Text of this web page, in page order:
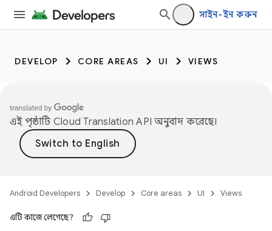
সাইন-ইন করুন
DEVELOP CORE AREAS UI VIEWS
এই পৃষ্ঠাটি Cloud Translation API অনুবাদ করেছে।
Android Developers Develop Core areas UI Views
এটি কাজে লেগেছে?